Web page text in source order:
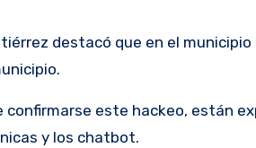
destacó que en el
confirmarse este hackeo, están
y los chatbot.